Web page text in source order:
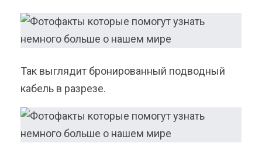
Так выглядит бронированный подводный
кабель в разрезе.